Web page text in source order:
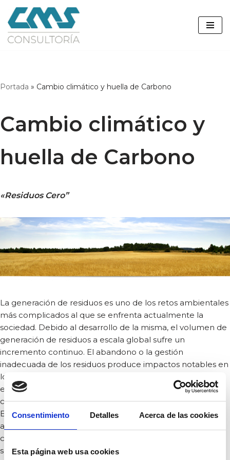
Consentimiento Detalles Acerca de las cookies
Esta página web usa cookies
Saltar
al
Portada » Cambio climático y huella de Carbono
Cambio climático y
huella de Carbono
«Residuos Cero”
La generación de residuos es uno de los retos ambientales
más complicados al que se enfrenta actualmente la
sociedad. Debido al desarrollo de la misma, el volumen de
generación de residuos a escala global sufre un
incremento continuo. El abandono o la gestión
inadecuada de los residuos produce impactos notables en
los medios receptores y puede provocar contaminación
en el agua, en el suelo, en el aire, contribuir al cambio
climático y afectar a los ecosistemas y a la salud humana.
En cambio, cuando los residuos se gestionan de forma
adecuada, se pueden convertir en recursos que
contribuyan al ahorro de materias primas y garanticen la
sostenibilidad económica, con un efecto positivo sobre la